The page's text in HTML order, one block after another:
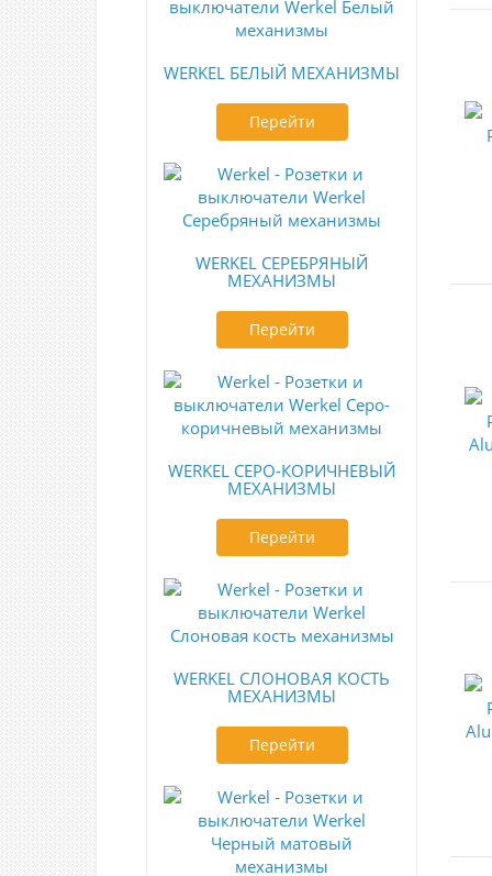
WERKEL БЕЛЫЙ МЕХАНИЗМЫ
Перейти
WERKEL СЕРЕБРЯНЫЙ
МЕХАНИЗМЫ
Перейти
WERKEL СЕРО-КОРИЧНЕВЫЙ
МЕХАНИЗМЫ
Перейти
WERKEL СЛОНОВАЯ КОСТЬ
МЕХАНИЗМЫ
Перейти